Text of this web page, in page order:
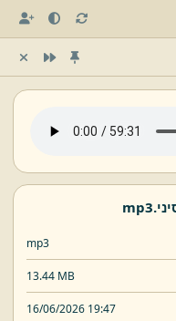
mp3
mp3
13.44 MB
16/06/2026 19:47